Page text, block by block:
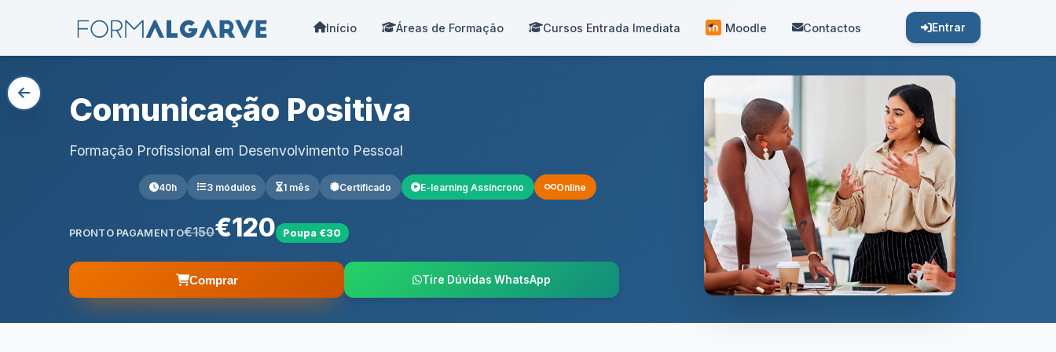
Início Áreas de Formação Cursos Entrada Imediata Moodle Contactos Entrar
Comunicação Positiva
Formação Profissional em Desenvolvimento Pessoal
40h 3 módulos 1 mês Certificado E-learning Assíncrono Online
PRONTO PAGAMENTO€150€120 Poupa €30
Comprar Tire Dúvidas WhatsApp